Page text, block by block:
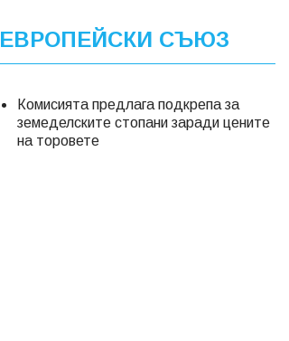
ЕВРОПЕЙСКИ СЪЮЗ
Комисията предлага подкрепа за
земеделските стопани заради цените
на торовете